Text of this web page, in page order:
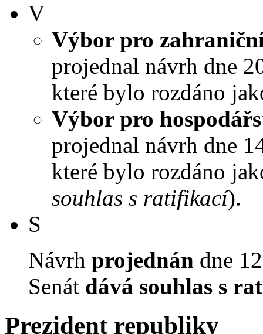
V
Výbor pro
projednal návrh dne
které bylo rozdáno
Výbor pro
projednal návrh dne
které bylo rozdáno
souhlas s ratifikací).
S
Návrh projednán dne
Senát dává souhlas s
Prezident republiky